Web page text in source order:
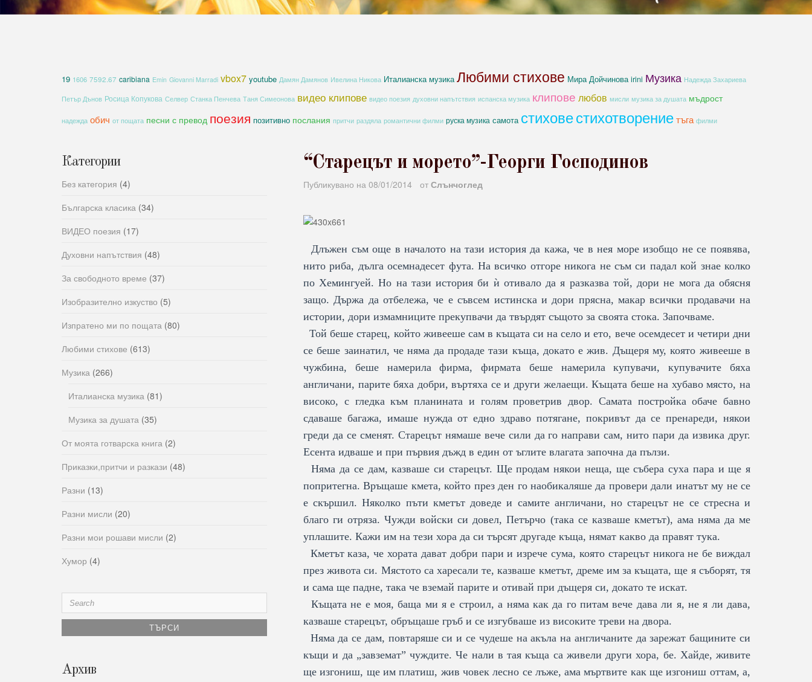
19 1606 7592.67 caribiana Emin Giovanni Marradi vbox7 youtube Дамян Дамянов Ивелина Никова Италианска музика Любими стихове Мира Дойчинова irini Музика Надежда Захариева
Петър Дънов Росица Копукова Селвер Станка Пенчева Таня Симеонова видео клипове видео поезия духовни напътствия испанска музика клипове любов мисли музика за душата мъдрост
надежда обич от пощата песни с превод поезия позитивно послания притчи раздяла романтични филми руска музика самота стиховестихотворениетъга филми
“Старецът и морето”-Георги Господинов
Публикувано на 08/01/2014 от Слънчоглед
Длъжен съм още в началото на тази история да кажа, че в нея море изобщо не се появява,
нито риба, дълга осемнадесет фута. На всичко отгоре никога не съм си падал кой знае колко
по Хемингуей. Но на тази история би ѝ отивало да я разказва той, дори не мога да обясня
защо. Държа да отбележа, че е съвсем истинска и дори прясна, макар всички продавачи на
истории, дори измамниците прекупвачи да твърдят същото за своята стока. Започваме.
Той беше старец, който живееше сам в къщата си на село и ето, вече осемдесет и четири дни
се беше заинатил, че няма да продаде тази къща, докато е жив. Дъщеря му, която живееше в
чужбина, беше намерила фирма, фирмата беше намерила купувачи, купувачите бяха
англичани, парите бяха добри, въртяха се и други желаещи. Къщата беше на хубаво място, на
високо, с гледка към планината и голям проветрив двор. Самата постройка обаче бавно
сдаваше багажа, имаше нужда от едно здраво потягане, покривът да се пренареди, някои
греди да се сменят. Старецът нямаше вече сили да го направи сам, нито пари да извика друг.
Есента идваше и при първия дъжд в един от ъглите влагата започна да пълзи.
Няма да се дам, казваше си старецът. Ще продам някои неща, ще събера суха пара и ще я
попритегна. Връщаше кмета, който през ден го наобикаляше да провери дали инатът му не се
е скършил. Няколко пъти кметът доведе и самите англичани, но старецът не се стресна и
благо ги отряза. Чужди войски си довел, Петърчо (така се казваше кметът), ама няма да ме
уплашите. Кажи им на тези хора да си търсят другаде къща, нямат какво да правят тука.
Кметът каза, че хората дават добри пари и изрече сума, която старецът никога не бе виждал
през живота си. Мястото са харесали те, казваше кметът, дреме им за къщата, ще я съборят, тя
и сама ще падне, така че вземай парите и отивай при дъщеря си, докато те искат.
Къщата не е моя, баща ми я е строил, а няма как да го питам вече дава ли я, не я ли дава,
казваше старецът, обръщаше гръб и се изгубваше из високите треви на двора.
Няма да се дам, повтаряше си и се чудеше на акъла на англичаните да зарежат бащините си
къщи и да „завземат” чуждите. Че нали в тая къща са живели други хора, бе. Хайде, живите
ще изгониш, ще им платиш, жив човек лесно се лъже, ама мъртвите как ще изгониш оттам, а,
Категории
Без категория (4)
Българска класика (34)
ВИДЕО поезия (17)
Духовни напътствия (48)
За свободното време (37)
Изобразително изкуство (5)
Изпратено ми по пощата (80)
Любими стихове (613)
Музика (266)
Италианска музика (81)
Музика за душата (35)
От моята готварска книга (2)
Приказки,притчи и разкази (48)
Разни (13)
Разни мисли (20)
Разни мои рошави мисли (2)
Хумор (4)
Search
for:
Архив